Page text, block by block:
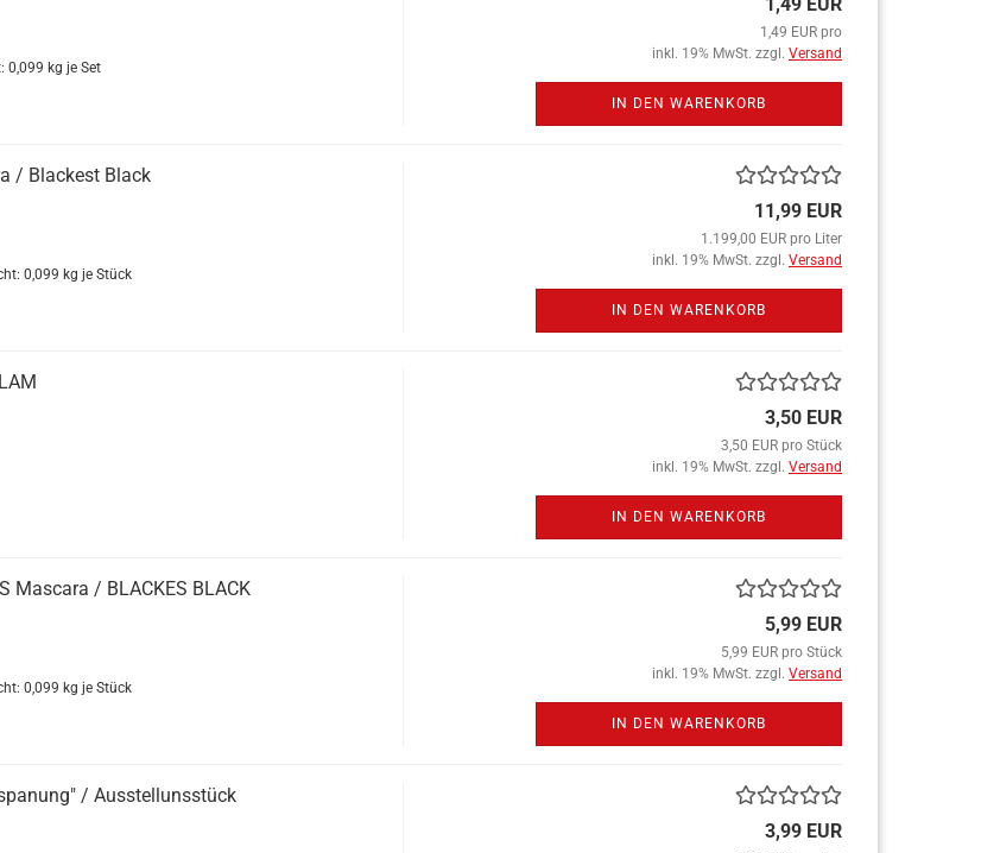
0,099 kg je Set
1,49 EUR pro
inkl. 19% MwSt. zzgl. Versand
IN DEN WARENKORB
/ Bla­ckest Black
0,099 kg je Stück
11,99 EUR
1.199,00 EUR pro Liter
inkl. 19% MwSt. zzgl. Versand
IN DEN WARENKORB
3,50 EUR
3,50 EUR pro Stück
inkl. 19% MwSt. zzgl. Versand
IN DEN WARENKORB
Mas­ca­ra / BLA­CKES BLACK
0,099 kg je Stück
5,99 EUR
5,99 EUR pro Stück
inkl. 19% MwSt. zzgl. Versand
IN DEN WARENKORB
/ Aus­stelluns­stück
3,99 EUR